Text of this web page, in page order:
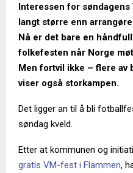
Interessen for
langt større enn
Nå er det bare en
folkefesten når Norge
Men fortvil ikke – flere av
viser også storkampen.
Det ligger an til å bli
søndag kveld.
Etter at kommunen og
gratis VM-fest i Flammen,